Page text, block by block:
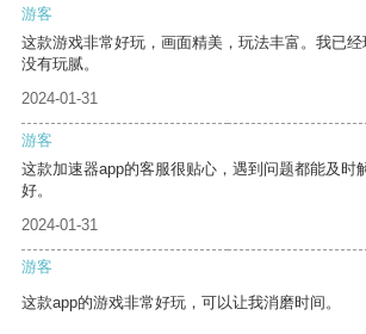
游客
这款游戏非常好玩，画面精美，玩法丰富。我已
没有玩腻。
2024-01-31
游客
这款加速器app的客服很贴心，遇到问题都能及时
好。
2024-01-31
游客
这款app的游戏非常好玩，可以让我消磨时间。